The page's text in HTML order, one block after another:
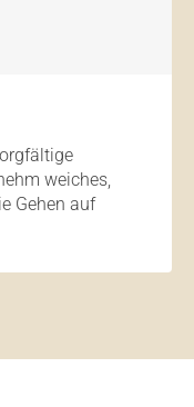
weiches,
Gehen auf